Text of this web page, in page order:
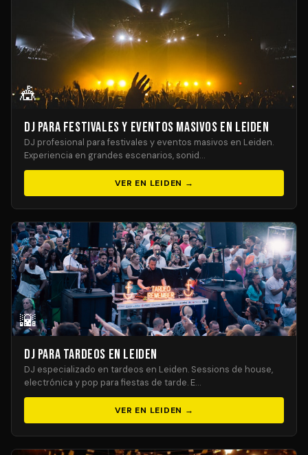
🎪
DJ para Festivales y Eventos Masivos en Leiden
DJ profesional para festivales y eventos masivos en Leiden.
Experiencia en grandes escenarios, sonid…
VER EN LEIDEN →
🌇
DJ para Tardeos en Leiden
DJ especializado en tardeos en Leiden. Sessions de house,
electrónica y pop para fiestas de tarde. E…
VER EN LEIDEN →